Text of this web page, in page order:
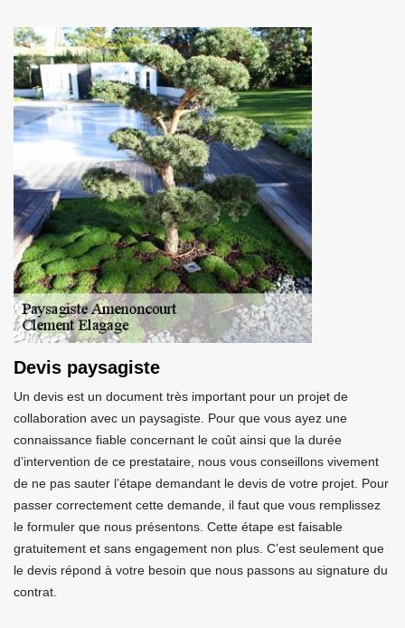
Devis paysagiste
Un devis est un document très important pour un projet de
collaboration avec un paysagiste. Pour que vous ayez une
connaissance fiable concernant le coût ainsi que la durée
d’intervention de ce prestataire, nous vous conseillons vivement
de ne pas sauter l’étape demandant le devis de votre projet. Pour
passer correctement cette demande, il faut que vous remplissez
le formuler que nous présentons. Cette étape est faisable
gratuitement et sans engagement non plus. C’est seulement que
le devis répond à votre besoin que nous passons au signature du
contrat.